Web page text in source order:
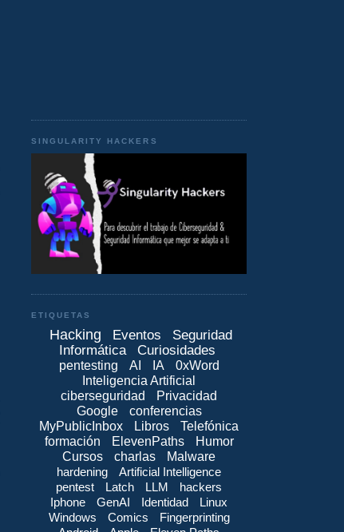
SINGULARITY HACKERS
ETIQUETAS
Hacking Eventos
Seguridad
Informática
Curiosidades
pentesting AI IA
0xWord
Inteligencia Artificial
ciberseguridad
Privacidad
Google
conferencias
MyPublicInbox
Libros
Telefónica
formación
ElevenPaths
Humor
Cursos
charlas
Malware
hardening
Artificial Intelligence
pentest
Latch LLM
hackers
Iphone
GenAI Identidad
Linux
Windows
Comics
Fingerprinting